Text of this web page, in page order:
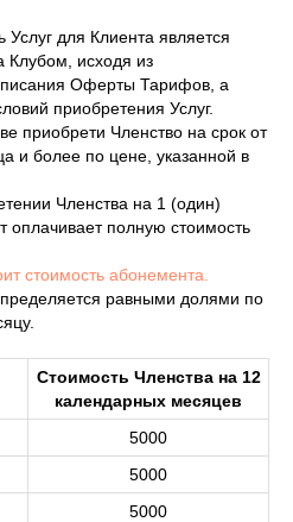
Клиента является
Клубом, исходя из
Оферты Тарифов, а
приобретения Услуг.
Членство на срок от
и более по цене, указанной в
Членства на 1 (один)
оплачивает полную стоимость
абонемента.
равными долями по
Стоимость Членства на 12
календарных месяцев
5000
5000
5000